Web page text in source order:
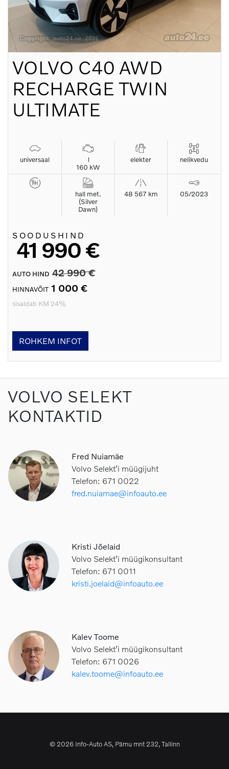
VOLVO C40 AWD
RECHARGE TWIN
ULTIMATE
universaal
l
160 kW
elekter nelikvedu
hall met.
(Silver
Dawn)
48 567 km 05/2023
SOODUSHIND
41 990 €
AUTO HIND 42 990 €
HINNAVÕIT 1 000 €
sisaldab KM 24%
ROHKEM INFOT
VOLVO SELEKT
KONTAKTID
Fred Nuiamäe
Volvo Selekt’i müügijuht
Telefon: 671 0022
fred.nuiamae@infoauto.ee
Kristi Jõelaid
Volvo Selekt’i müügikonsultant
Telefon: 671 0011
kristi.joelaid@infoauto.ee
Kalev Toome
Volvo Selekt’i müügikonsultant
Telefon: 671 0026
kalev.toome@infoauto.ee
© 2026 Info-Auto AS, Pärnu mnt 232, Tallinn